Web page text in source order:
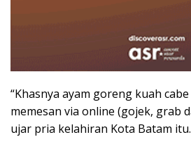
“Khasnya ayam goreng kuah
memesan via online (gojek, grab
ujar pria kelahiran Kota Batam itu.